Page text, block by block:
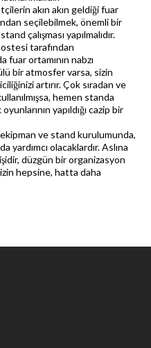
akın akın geldiği fuar
seçilebilmek, önemli bir
çalışması yapılmalıdır.
tarafından
ortamının nabzı
bir atmosfer varsa, sizin
artırır. Çok sıradan ve
hemen standa
yapıldığı cazip bir
ekipman ve stand kurulumunda,
olacaklardır. Aslına
düzgün bir organizasyon
hepsine, hatta daha